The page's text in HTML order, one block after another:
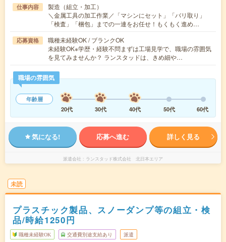
仕事内容
製造（組立・加工）
＼金属工具の加工作業／「マシンにセット」「バリ取り」
「検査」「梱包」までの一連をお任せ！もくもく進め…
応募資格
職種未経験OK / ブランクOK
未経験OK※学歴・経験不問まずは工場見学で、職場の雰囲気
を見てみませんか？ ランスタッドは、きめ細や…
職場の雰囲気
年齢層
20代
30代 40代 50代 60代
気になる! 応募へ進む 詳しく見る
派遣会社 ランスタッド株式会社 北日本エリア
未読
プラスチック製品、スノーダンプ等の組立・検
品/時給1250円
職種未経験OK 交通費別途支給あり 派遣